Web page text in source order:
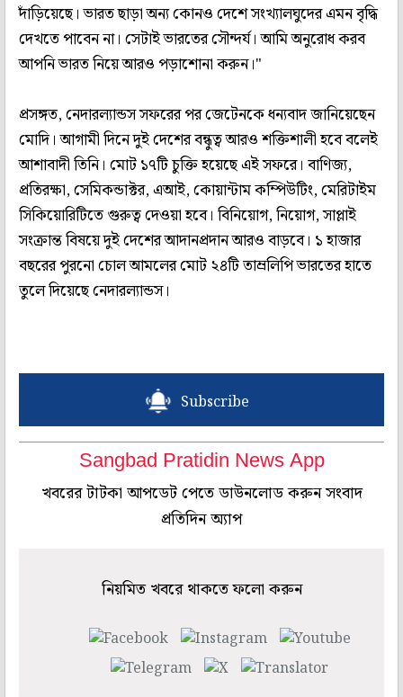
দাঁড়িয়েছে। ভারত ছাড়া অন্য কোনও দেশে সংখ্যালঘুদের এমন বৃদ্ধি
দেখতে পাবেন না। সেটাই ভারতের সৌন্দর্য। আমি অনুরোধ করব
আপনি ভারত নিয়ে আরও পড়াশোনা করুন।"
প্রসঙ্গত, নেদারল্যান্ডস সফরের পর জেটেনকে ধন্যবাদ জানিয়েছেন
মোদি। আগামী দিনে দুই দেশের বন্ধুত্ব আরও শক্তিশালী হবে বলেই
আশাবাদী তিনি। মোট ১৭টি চুক্তি হয়েছে এই সফরে। বাণিজ্য,
প্রতিরক্ষা, সেমিকন্ডাক্টর, এআই, কোয়ান্টাম কম্পিউটিং, মেরিটাইম
সিকিয়োরিটিতে গুরুত্ব দেওয়া হবে। বিনিয়োগ, নিয়োগ, সাপ্লাই
সংক্রান্ত বিষয়ে দুই দেশের আদানপ্রদান আরও বাড়বে। ১ হাজার
বছরের পুরনো চোল আমলের মোট ২৪টি তাম্রলিপি ভারতের হাতে
তুলে দিয়েছে নেদারল্যান্ডস।
Subscribe
Sangbad Pratidin News App
খবরের টাটকা আপডেট পেতে ডাউনলোড করুন সংবাদ
প্রতিদিন অ্যাপ
নিয়মিত খবরে থাকতে ফলো করুন